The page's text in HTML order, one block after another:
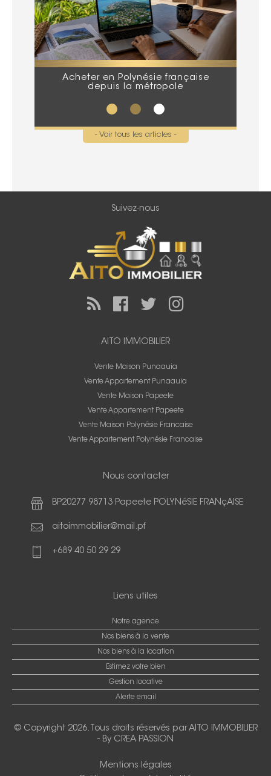
Acheter en Polynésie française
depuis la métropole
- Voir tous les articles -
Suivez-nous
AITO IMMOBILIER
Vente Maison Punaauia
Vente Appartement Punaauia
Vente Maison Papeete
Vente Appartement Papeete
Vente Maison Polynésie Francaise
Vente Appartement Polynésie Francaise
Nous contacter
BP20277 98713 Papeete POLYNéSIE FRANçAISE
aitoimmobilier@mail.pf
+689 40 50 29 29
Liens utiles
Notre agence
Nos biens à la vente
Nos biens à la location
Estimez votre bien
Gestion locative
Alerte email
© Copyright 2026. Tous droits réservés parAITO IMMOBILIER
- By CREA PASSION
Mentions légales